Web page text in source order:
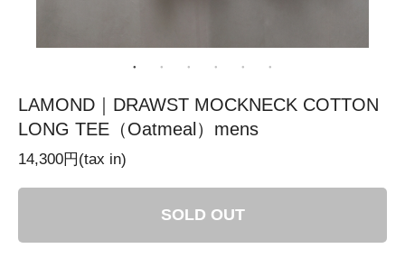
LAMOND｜DRAWST MOCKNECK COTTON
LONG TEE（Oatmeal）mens
14,300円(tax in)
SOLD OUT